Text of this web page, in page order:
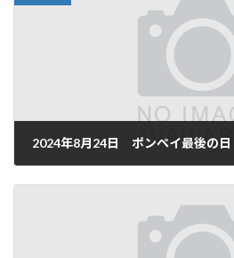
2024年8月24日 ポンペイ最後の日